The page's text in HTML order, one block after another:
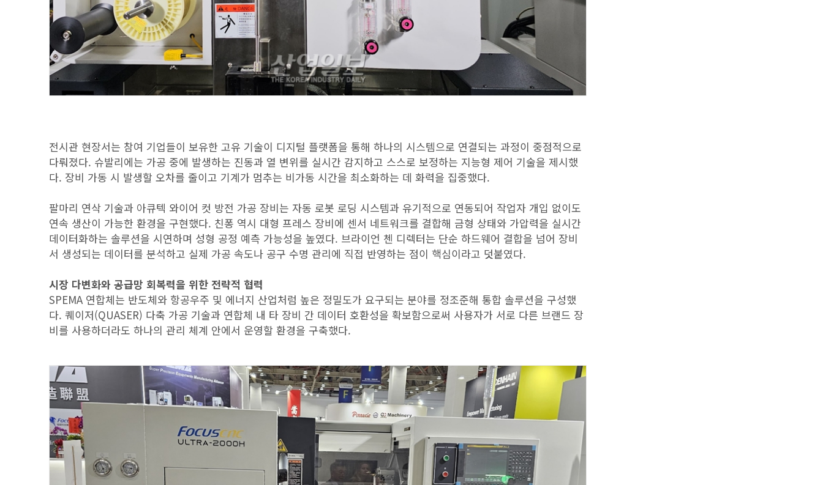
전시관 현장서는 참여 기업들이 보유한 고유 기술이 디지털 플랫폼을 통해 하나의 시스템으로 연결되는 과정이 중점적으로
다뤄졌다. 슈발리에는 가공 중에 발생하는 진동과 열 변위를 실시간 감지하고 스스로 보정하는 지능형 제어 기술을 제시했
다. 장비 가동 시 발생할 오차를 줄이고 기계가 멈추는 비가동 시간을 최소화하는 데 화력을 집중했다.
팔마리 연삭 기술과 아큐텍 와이어 컷 방전 가공 장비는 자동 로봇 로딩 시스템과 유기적으로 연동되어 작업자 개입 없이도
연속 생산이 가능한 환경을 구현했다. 친퐁 역시 대형 프레스 장비에 센서 네트워크를 결합해 금형 상태와 가압력을 실시간
데이터화하는 솔루션을 시연하며 성형 공정 예측 가능성을 높였다. 브라이언 첸 디렉터는 단순 하드웨어 결합을 넘어 장비
서 생성되는 데이터를 분석하고 실제 가공 속도나 공구 수명 관리에 직접 반영하는 점이 핵심이라고 덧붙였다.
시장 다변화와 공급망 회복력을 위한 전략적 협력
SPEMA 연합체는 반도체와 항공우주 및 에너지 산업처럼 높은 정밀도가 요구되는 분야를 정조준해 통합 솔루션을 구성했
다. 퀘이저(QUASER) 다축 가공 기술과 연합체 내 타 장비 간 데이터 호환성을 확보함으로써 사용자가 서로 다른 브랜드 장
비를 사용하더라도 하나의 관리 체계 안에서 운영할 환경을 구축했다.